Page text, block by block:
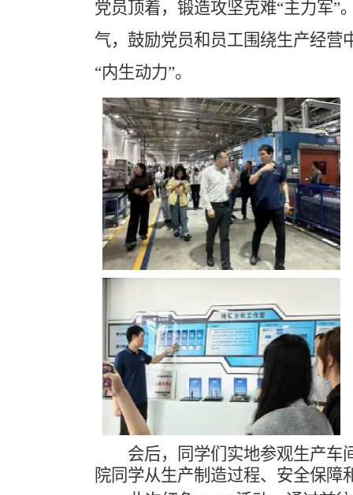
党员顶着，锻造攻坚克难“主力军”
气，鼓励党员和员工围绕生产经营
“内生动力”。
会后，同学们实地参观生产车
院同学从生产制造过程、安全保障